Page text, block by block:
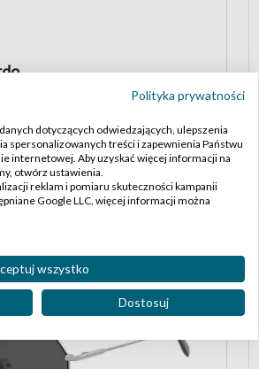
przed obecną obniżką:239,40 zł
Polityka prywatności
dotyczących odwiedzających, ulepszenia
spersonalizowanych treści i zapewnienia Państwu
internetowej. Aby uzyskać więcej informacji na
otwórz ustawienia.
reklam i pomiaru skuteczności kampanii
Google LLC, więcej informacji można
wszystko
Dostosuj